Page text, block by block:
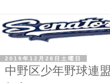
2019年12月28日土曜日
中野区少年野球連